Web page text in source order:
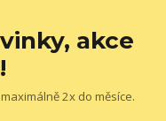
akce
2x do měsíce.